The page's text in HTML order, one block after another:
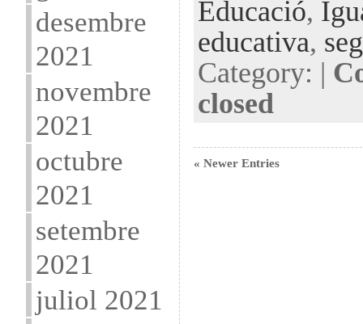
desembre
2021
novembre
2021
octubre
2021
setembre
2021
juliol 2021
Educació,
educativa,
Category: |
closed
« Newer Entries